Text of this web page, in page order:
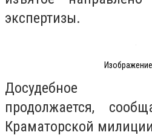
экспертизы.
Досудебное
продолжается,
Краматорской